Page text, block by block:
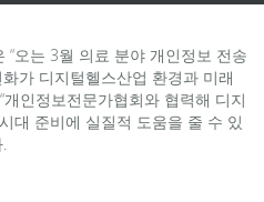
오는 3월 의료 분야 개인정보 전송
가 디지털헬스산업 환경과 미래
인정보전문가협회와 협력해 디지
대 준비에 실질적 도움을 줄 수 있